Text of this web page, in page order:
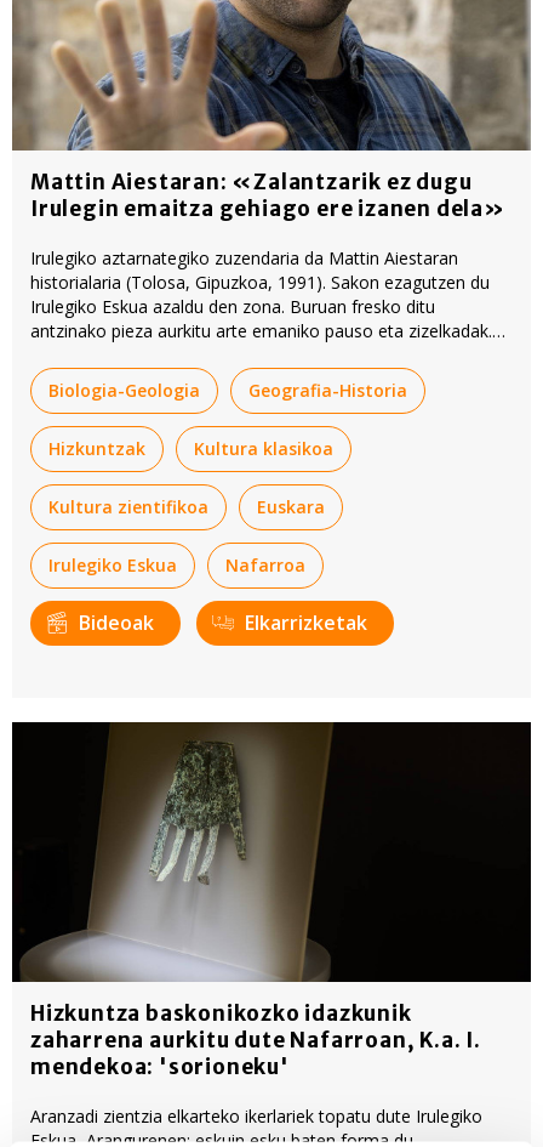
Mattin Aiestaran: «Zalantzarik ez dugu
Irulegin emaitza gehiago ere izanen dela»
Irulegiko aztarnategiko zuzendaria da Mattin Aiestaran
historialaria (Tolosa, Gipuzkoa, 1991). Sakon ezagutzen du
Irulegiko Eskua azaldu den zona. Buruan fresko ditu
antzinako pieza aurkitu arte emaniko pauso eta zizelkadak.
Biologia-Geologia
Geografia-Historia
Hizkuntzak Kultura klasikoa
Kultura zientifikoa Euskara
Irulegiko Eskua Nafarroa
Bideoak Elkarrizketak
Hizkuntza baskonikozko idazkunik
zaharrena aurkitu dute Nafarroan, K.a. I.
mendekoa: 'sorioneku'
Aranzadi zientzia elkarteko ikerlariek topatu dute Irulegiko
Eskua, Arangurenen: eskuin esku baten forma du,